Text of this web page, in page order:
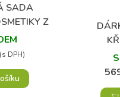
SADA
Z
(s DPH)